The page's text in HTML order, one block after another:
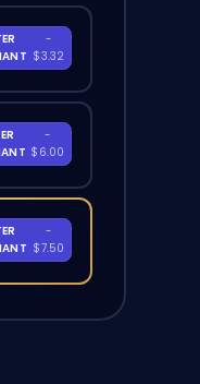
-
$3.32
-
$6.00
-
$7.50